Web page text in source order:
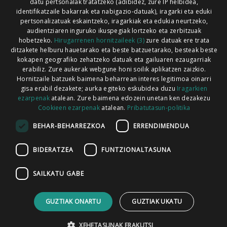
Codesyntaxek garatua
HONI BURUZ LEGE OHARRA PUBLIZITATEA
ARAUAK HARREMANETARAKO RSS
datu pertsonalak tratatzeko (adibidez, zure IP helbidea,
identifikatzaile bakarrak eta nabigazio-datuak), iragarki eta eduki
pertsonalizatuak eskaintzeko, iragarkiak eta edukia neurtzeko,
audientziaren inguruko ikuspegiak lortzeko eta zerbitzuak
hobetzeko. Hirugarrenen hornitzaileek (3)zure datuak ere trata
ditzakete helburu hauetarako eta beste batzuetarako, besteak beste
kokapen geografiko zehatzeko datuak eta gailuaren ezaugarriak
erabiliz. Zure aukerak webgune honi soilik aplikatzen zaizkio.
Hornitzaile batzuek baimena beharrean interes legitimoa oinarri
gisa erabil dezakete; aurka egiteko eskubidea duzu Iragarkien
ezarpenakatalean. Zure baimena edozein unetan ken dezakezu
Cookieen ezarpenak atalean. Pribatutasun-politika
BEHAR-BEHARREZKOA ERRENDIMENDUA
BIDERATZEA FUNTZIONALTASUNA
SAILKATU GABE
GUZTIAK ONARTU GUZTIAK UKATU
XEHETASUNAK ERAKUTSI